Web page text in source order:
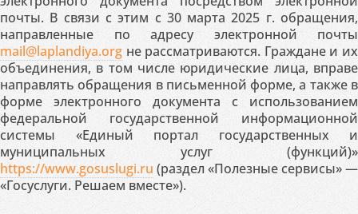
почты. В связи с этим с 30 марта 2025 г. обращения,
направленные по адресу электронной почты
mail@laplandiya.org не рассматриваются. Граждане и их
объединения, в том числе юридические лица, вправе
направлять обращения в письменной форме, а также в
форме электронного документа с использованием
федеральной государственной информационной
системы «Единый портал государственных и
муниципальных услуг (функций)»
https://www.gosuslugi.ru (раздел «Полезные сервисы» —
«Госуслуги. Решаем вместе»).